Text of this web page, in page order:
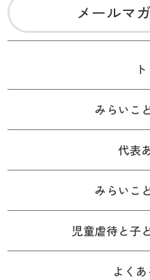
メールマ
みらいこ
代表
みらいこ
児童虐待と子
よく